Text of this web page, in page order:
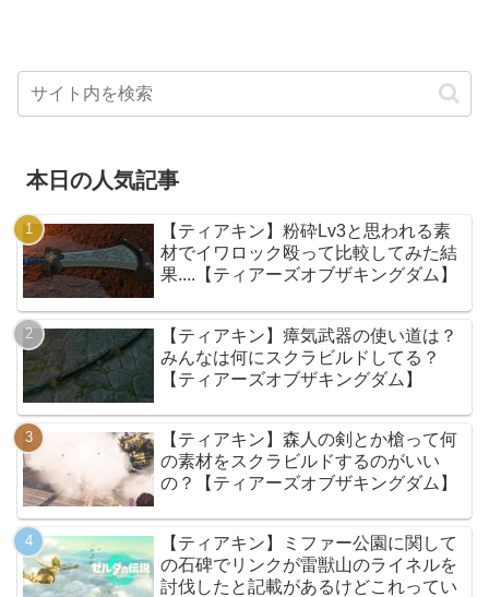
本日の人気記事
【ティアキン】粉砕Lv3と思われる素
材でイワロック殴って比較してみた結
果....【ティアーズオブザキングダム】
【ティアキン】瘴気武器の使い道は？
みんなは何にスクラビルドしてる？
【ティアーズオブザキングダム】
【ティアキン】森人の剣とか槍って何
の素材をスクラビルドするのがいい
の？【ティアーズオブザキングダム】
【ティアキン】ミファー公園に関して
の石碑でリンクが雷獣山のライネルを
討伐したと記載があるけどこれってい